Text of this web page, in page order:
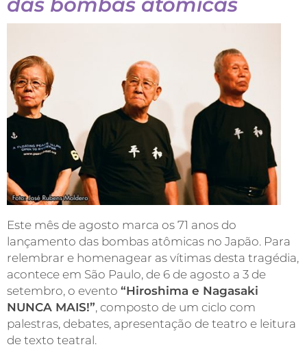
Este mês de agosto marca os 71 anos do
lançamento das bombas atômicas no Japão. Para
relembrar e homenagear as vítimas desta tragédia,
acontece em São Paulo, de 6 de agosto a 3 de
setembro, o evento “Hiroshima e Nagasaki
NUNCA MAIS!”, composto de um ciclo com
palestras, debates, apresentação de teatro e leitura
de texto teatral.